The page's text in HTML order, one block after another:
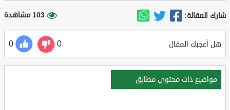
شارك المقالة: 103 مشاهدة
هل أعجبك المقال 0
0
مواضيع ذات محتوي مطابق